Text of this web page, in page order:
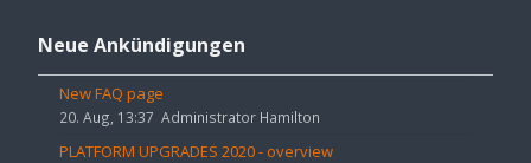
Ankündigungen
Neue Ankündigungen
20. Aug, 13:37 Administrator Hamilton
New FAQ page
PLATFORM UPGRADES 2020 - overview